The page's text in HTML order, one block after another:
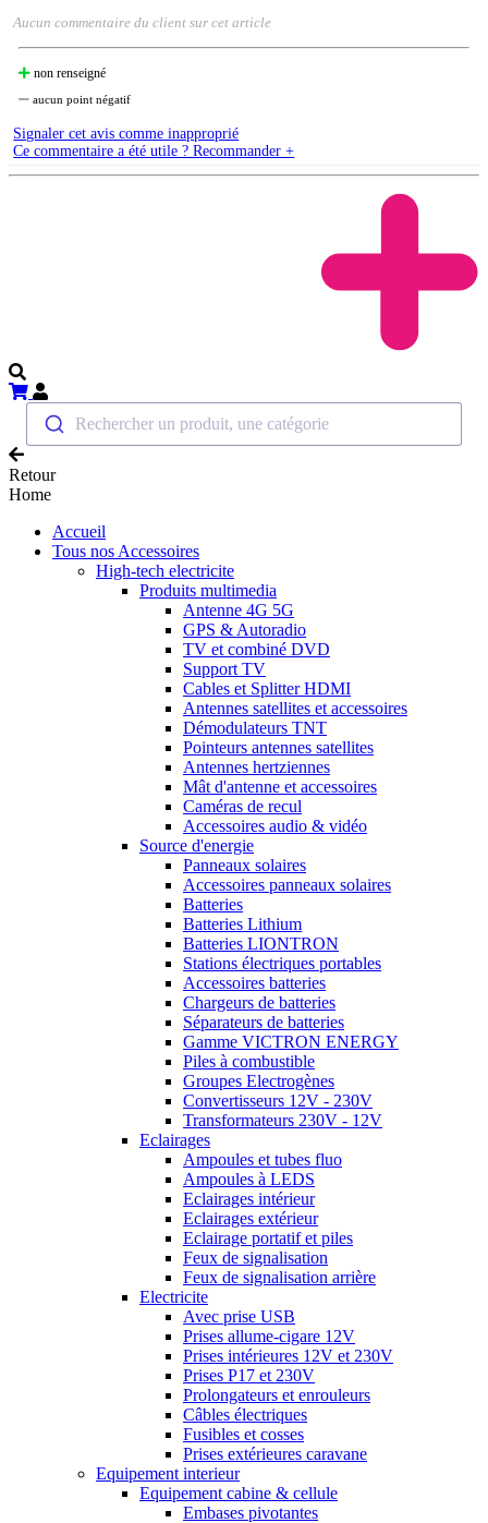
Aucun commentaire du client sur cet article
non renseigné
aucun point négatif
Signaler cet avis comme inapproprié
Ce commentaire a été utile ? Recommander +
Rechercher un produit, une catégorie
Retour
Home
Accueil
Tous nos Accessoires
High-tech electricite
Produits multimedia
Antenne 4G 5G
GPS & Autoradio
TV et combiné DVD
Support TV
Cables et Splitter HDMI
Antennes satellites et accessoires
Démodulateurs TNT
Pointeurs antennes satellites
Antennes hertziennes
Mât d'antenne et accessoires
Caméras de recul
Accessoires audio & vidéo
Source d'energie
Panneaux solaires
Accessoires panneaux solaires
Batteries
Batteries Lithium
Batteries LIONTRON
Stations électriques portables
Accessoires batteries
Chargeurs de batteries
Séparateurs de batteries
Gamme VICTRON ENERGY
Piles à combustible
Groupes Electrogènes
Convertisseurs 12V - 230V
Transformateurs 230V - 12V
Eclairages
Ampoules et tubes fluo
Ampoules à LEDS
Eclairages intérieur
Eclairages extérieur
Eclairage portatif et piles
Feux de signalisation
Feux de signalisation arrière
Electricite
Avec prise USB
Prises allume-cigare 12V
Prises intérieures 12V et 230V
Prises P17 et 230V
Prolongateurs et enrouleurs
Câbles électriques
Fusibles et cosses
Prises extérieures caravane
Equipement interieur
Equipement cabine & cellule
Embases pivotantes